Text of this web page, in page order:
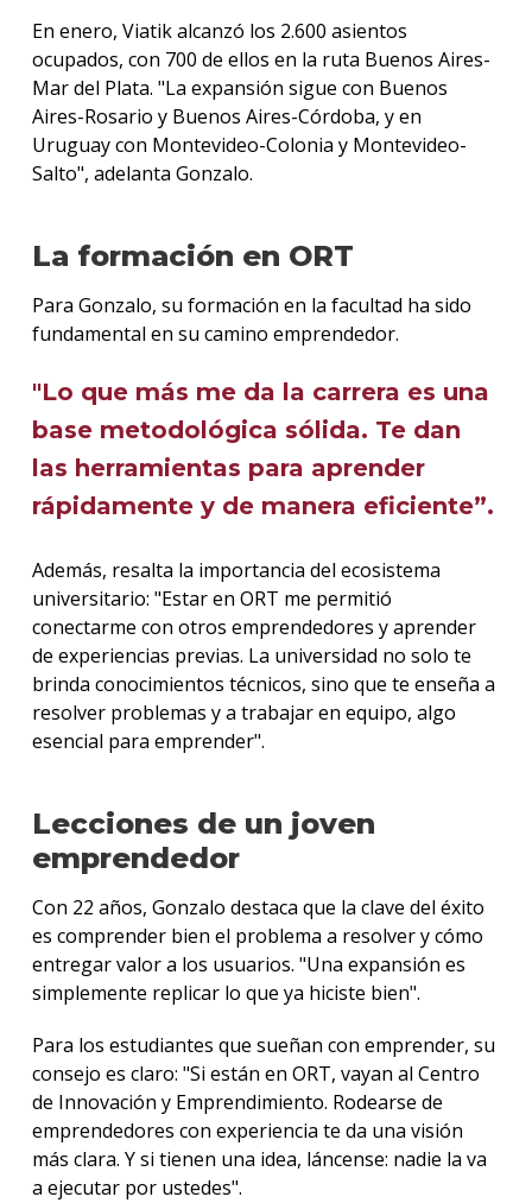
En enero, Viatik alcanzó los 2.600 asientos
ocupados, con 700 de ellos en la ruta Buenos Aires-
Mar del Plata. "La expansión sigue con Buenos
Aires-Rosario y Buenos Aires-Córdoba, y en
Uruguay con Montevideo-Colonia y Montevideo-
Salto", adelanta Gonzalo.
La formación en ORT
Para Gonzalo, su formación en la facultad ha sido
fundamental en su camino emprendedor.
"Lo que más me da la carrera es una
base metodológica sólida. Te dan
las herramientas para aprender
rápidamente y de manera eficiente”.
Además, resalta la importancia del ecosistema
universitario: "Estar en ORT me permitió
conectarme con otros emprendedores y aprender
de experiencias previas. La universidad no solo te
brinda conocimientos técnicos, sino que te enseña a
resolver problemas y a trabajar en equipo, algo
esencial para emprender".
Lecciones de un joven
emprendedor
Con 22 años, Gonzalo destaca que la clave del éxito
es comprender bien el problema a resolver y cómo
entregar valor a los usuarios. "Una expansión es
simplemente replicar lo que ya hiciste bien".
Para los estudiantes que sueñan con emprender, su
consejo es claro: "Si están en ORT, vayan al Centro
de Innovación y Emprendimiento. Rodearse de
emprendedores con experiencia te da una visión
más clara. Y si tienen una idea, láncense: nadie la va
a ejecutar por ustedes".